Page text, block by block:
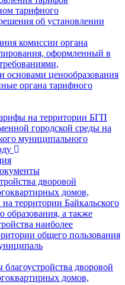
тарифного
об установлении
комиссии органа
оформленный в
основами ценообразования
органа тарифного
на территории БГП
городской среды на
муниципального
дворовой
домов,
территории Байкальского
образования, а также
наиболее
общего пользования
дворовой
домов,